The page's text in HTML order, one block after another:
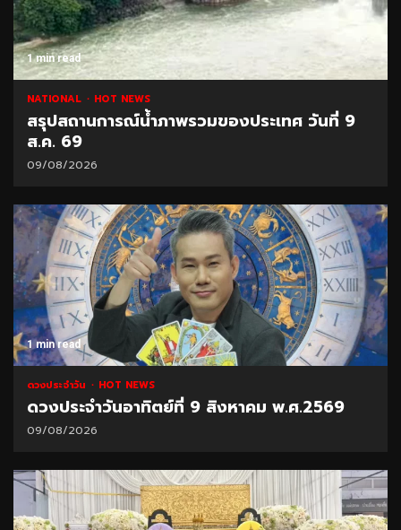
1 min read
NATIONAL HOT NEWS
สรุปสถานการณ์น้ำภาพรวมของประเทศ วันที่ 9
ส.ค. 69
09/08/2026
1 min read
ดวงประจำวัน HOT NEWS
ดวงประจำวันอาทิตย์ที่ 9 สิงหาคม พ.ศ.2569
09/08/2026